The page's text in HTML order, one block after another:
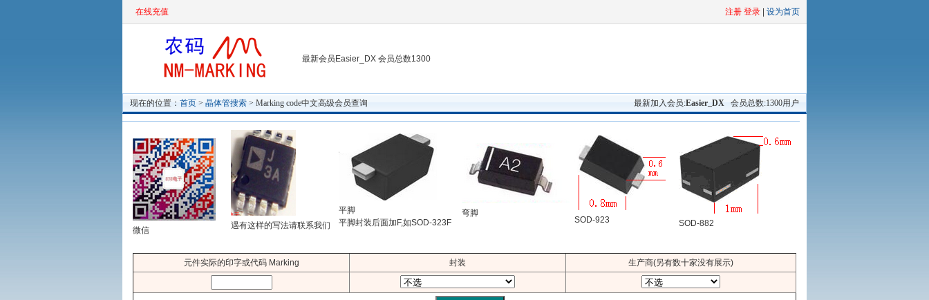
在线充值 注册 登录 设为首页
最新会员Easier_DX 会员总数1300
现在的位置： 首页 > 晶体管搜索 > Marking code中文高级会员查询 最新加入会员:Easier_DX 会员总数:1300用户
微信 遇有这样的写法请联系我们
平脚
平脚封装后面加F,如SOD-323F
弯脚
SOD-923 SOD-882
元件实际的印字或代码 Marking 封装 生产商(另有数十家没有展示)